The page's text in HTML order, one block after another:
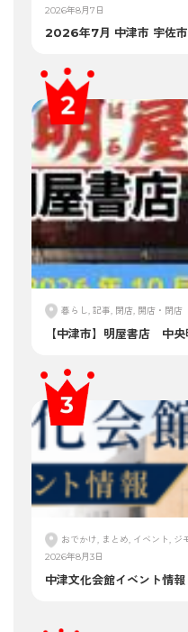
2026年8月7日
2026年7月 中津市 宇佐市
暮らし, 記事, 閉店, 開店・閉店
【中津市】明屋書店 中
おでかけ, まとめ, イベント, ジ
2026年8月3日
中津文化会館イベント情報